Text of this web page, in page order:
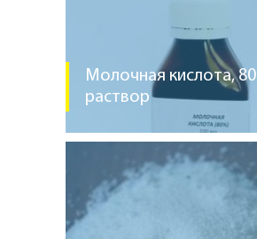
Молочная кислота,
раствор